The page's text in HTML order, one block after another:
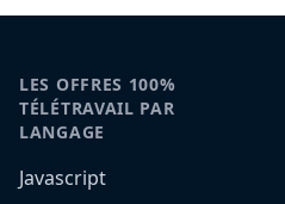
LES OFFRES 100%
TÉLÉTRAVAIL PAR
LANGAGE
Javascript